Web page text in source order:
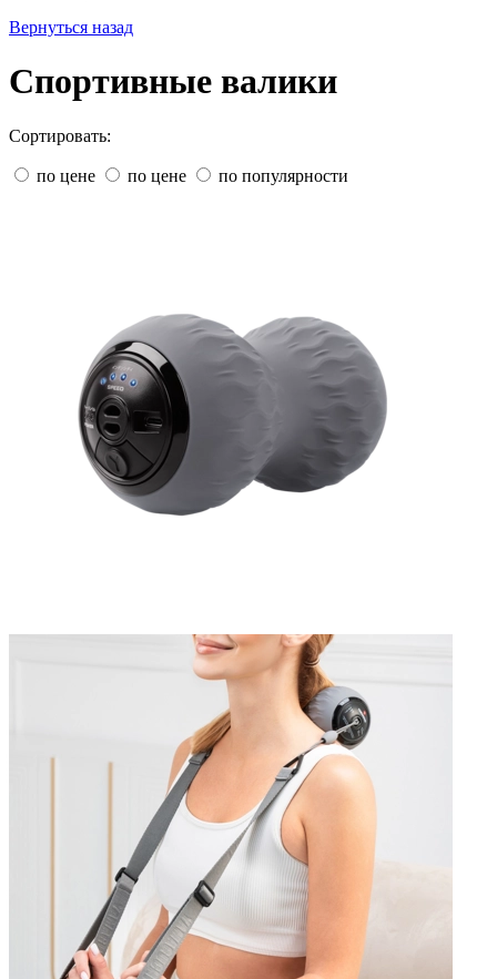
Вернуться назад
Спортивные валики
Сортировать:
по цене по цене по популярности